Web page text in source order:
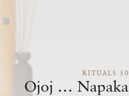
RITUALS
Ojoj …